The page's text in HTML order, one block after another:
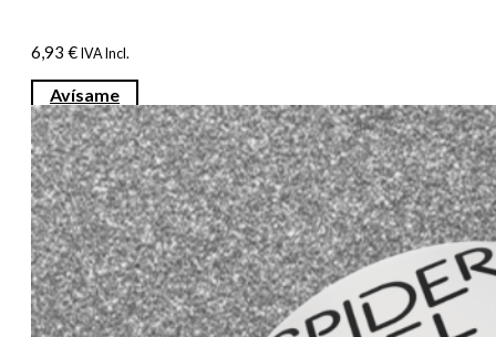
6,93 € IVA Incl.
Avísame